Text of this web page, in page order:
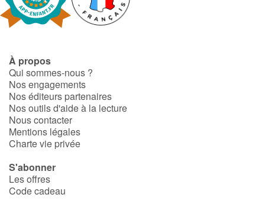
Documentaires
En famille
Quotidien et loisirs
À l'école
Fêtes et évènements
Amour et amitié
À propos
Qui sommes-nous ?
Nos engagements
Nos éditeurs partenaires
Nos outils d'aide à la lecture
Nous contacter
Mentions légales
Charte vie privée
S'abonner
Les offres
Code cadeau